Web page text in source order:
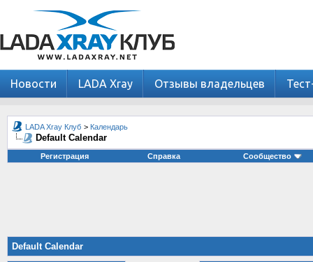
Новости LADA Xray Отзывы владельцев
LADA Xray Клуб > Календарь
Default Calendar
Регистрация Справка Сообщество
Default Calendar